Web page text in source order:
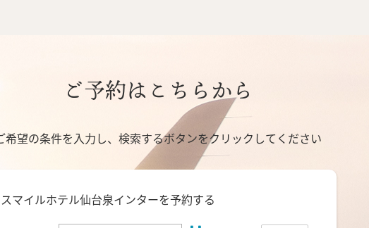
ご予約はこちらから
希望の条件を入力し、検索するボタンをクリックしてください
スマイルホテル仙台泉インターを予約する